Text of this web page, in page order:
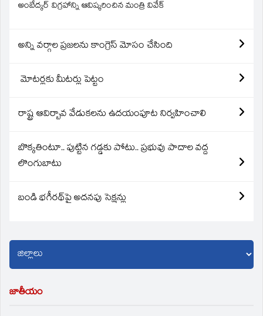
అంబేద్కర్ విగ్రహాన్ని ఆవిష్కరించిన మంత్రి వివేక్
అన్ని వర్గాల ప్రజలను కాంగ్రెస్ మోసం చేసింది
మోటర్లకు మీటర్లు పెట్టం
రాష్ట్ర ఆవిర్బావ వేడుకలను ఉదయంపూట నిర్వహించాలి
బొక్కతింటూ.. పుట్టిన గడ్డకు పోటు.. ప్రభువు పాదాల వద్ద
లొంగుబాటు
బండి భగీరథ్‌పై అదనపు సెక్షన్లు
జాతీయం